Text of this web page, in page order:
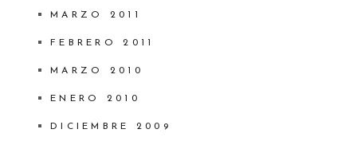
MARZO 2011
FEBRERO 2011
MARZO 2010
ENERO 2010
DICIEMBRE 2009